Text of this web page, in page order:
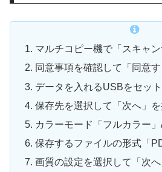
マルチコピー機で「スキャ
同意事項を確認して「同意
データを入れるUSBをセット
保存先を選択して「次へ」
カラーモード「フルカラー
保存するファイルの形式「
画質の設定を選択して「次